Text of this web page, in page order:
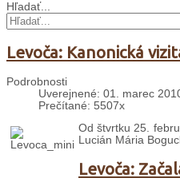
Hľadať...
Levoča: Kanonická
Podrobnosti
Uverejnené: 01. marec
Prečítané: 5507x
Od štvrtku 25.
Lucián Mária
Levoča: